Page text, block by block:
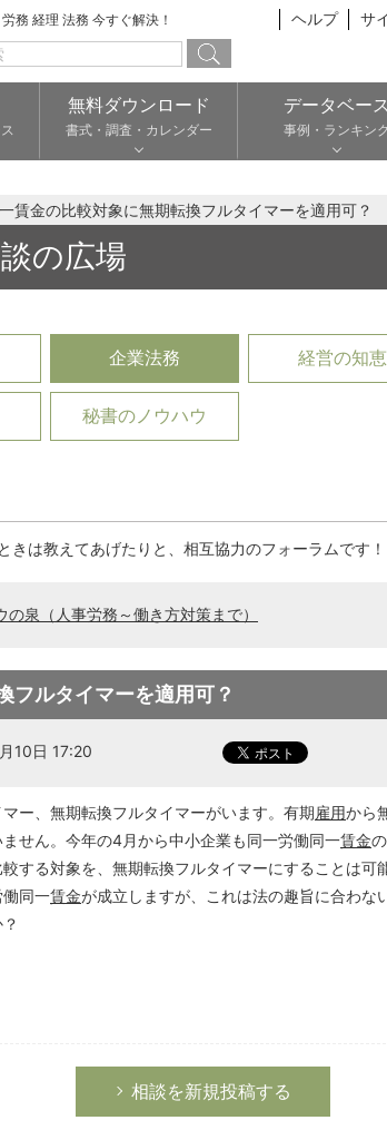
務 経理 法務 今すぐ解決！ ヘルプ サ
無料ダウンロード
書式・調査・カレンダー
データベース
事例・ランキン
賃金の比較対象に無期転換フルタイマーを適用可？
の広場
企業法務 経営の知恵
秘書のノウハウ
は教えてあげたりと、相互協力のフォーラムです！
の泉（人事労務～働き方対策まで）
フルタイマーを適用可？
10日 17:20
ー、無期転換フルタイマーがいます。有期雇用から
せん。今年の4月から中小企業も同一労働同一賃金
する対象を、無期転換フルタイマーにすることは可
同一賃金が成立しますが、これは法の趣旨に合わな
相談を新規投稿する